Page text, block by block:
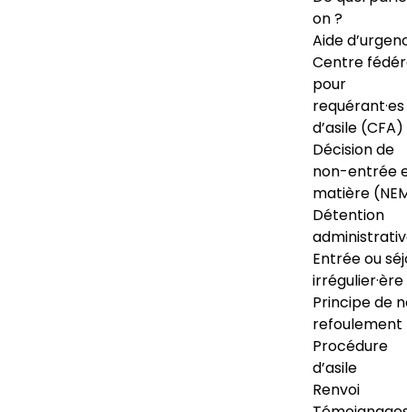
on ?
Aide
Centre
pour
requérant·es
d’asile (CFA)
Décision de
non-entrée
matière
Détention
Entrée ou
irrégulier·ère
Principe de
refoulement
Procédure
d’asile
Renvoi